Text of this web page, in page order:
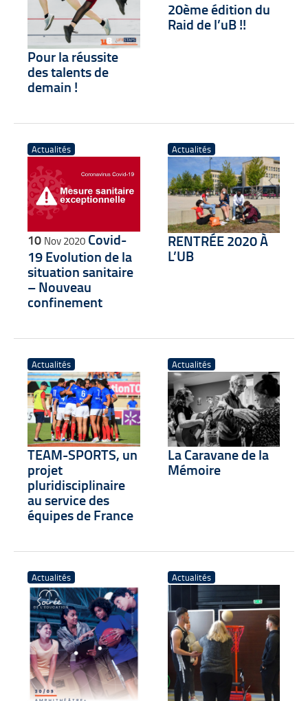
Pour la réussite
des talents de
demain !
20ème édition du
Raid de l’uB !!
Actualités
10 Nov 2020 Covid-
19 Evolution de la
situation sanitaire
– Nouveau
confinement
Actualités
RENTRÉE 2020 À
L’UB
Actualités
TEAM-SPORTS, un
projet
pluridisciplinaire
au service des
équipes de France
Actualités
La Caravane de la
Mémoire
Actualités Actualités